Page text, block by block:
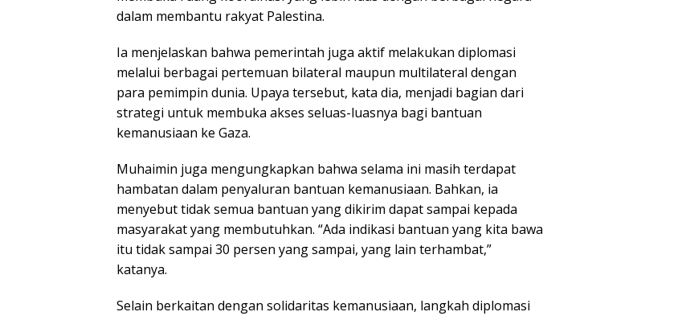
dalam membantu rakyat Palestina.
Ia menjelaskan bahwa pemerintah juga aktif melakukan diplomasi
melalui berbagai pertemuan bilateral maupun multilateral dengan
para pemimpin dunia. Upaya tersebut, kata dia, menjadi bagian dari
strategi untuk membuka akses seluas-luasnya bagi bantuan
kemanusiaan ke Gaza.
Muhaimin juga mengungkapkan bahwa selama ini masih terdapat
hambatan dalam penyaluran bantuan kemanusiaan. Bahkan, ia
menyebut tidak semua bantuan yang dikirim dapat sampai kepada
masyarakat yang membutuhkan. “Ada indikasi bantuan yang kita bawa
itu tidak sampai 30 persen yang sampai, yang lain terhambat,”
katanya.
Selain berkaitan dengan solidaritas kemanusiaan, langkah diplomasi